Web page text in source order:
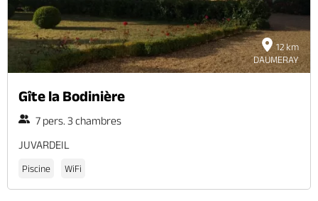
12 km
DAUMERAY
Gîte la Bodinière
7 pers. 3 chambres
JUVARDEIL
Piscine WiFi